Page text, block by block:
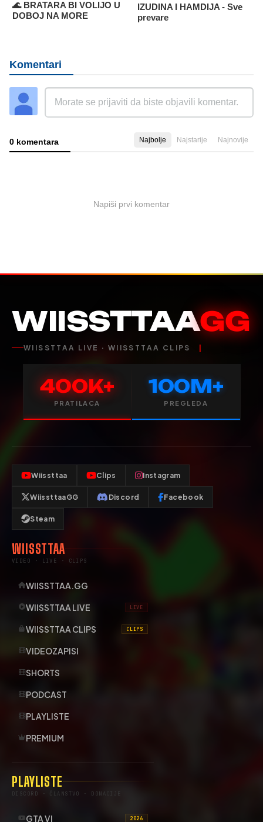
🌊 BRATARA BI VOLIJO U
DOBOJ NA MORE
IZUDINA I HAMDIJA - Sve
prevare
Komentari
0 komentara Najbolje Najstarije Najnovije
Napiši prvi komentar
WIISSTTAAGG
WIISSTTAA LIVE · WIISSTTAA CLIPS
400K+
PRATILACA
100M+
PREGLEDA
Wiissttaa Clips Instagram
WiissttaaGG Discord Facebook
Steam
WIISSTTAA
VIDEO · LIVE · CLIPS
WIISSTTAA.GG
WIISSTTAA LIVE LIVE
WIISSTTAA CLIPS CLIPS
VIDEOZAPISI
SHORTS
PODCAST
PLAYLISTE
PREMIUM
PLAYLISTE
DISCORD · ČLANSTVO · DONACIJE
GTA VI 2026